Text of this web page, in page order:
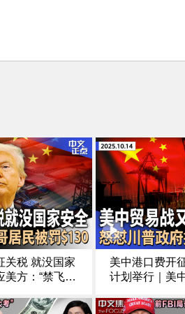
关税 就没国家
方：“禁飞俄
迫｜出门没带
美中港口费开
计划举行｜美
人质遗体归还